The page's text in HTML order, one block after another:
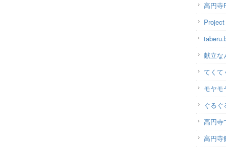
高円寺
献立な
てくて
モヤモ
ぐる
高円寺
高円寺